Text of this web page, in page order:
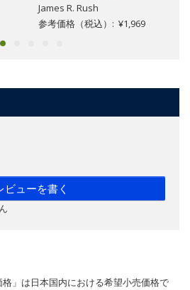
James R. Rush
参考価格（税込）: ¥1,969
ビューを書く
」は日本国内における希望小売価格で